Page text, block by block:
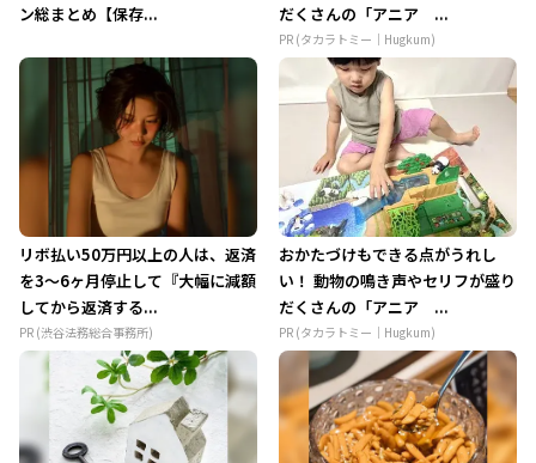
ン総まとめ【保存...
だくさんの「アニア ...
PR (タカラトミー｜Hugkum)
リボ払い50万円以上の人は、返済
を3～6ヶ月停止して『大幅に減額
してから返済する...
PR (渋谷法務総合事務所)
おかたづけもできる点がうれし
い！ 動物の鳴き声やセリフが盛り
だくさんの「アニア ...
PR (タカラトミー｜Hugkum)